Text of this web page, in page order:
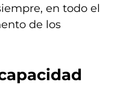
en todo el
de los